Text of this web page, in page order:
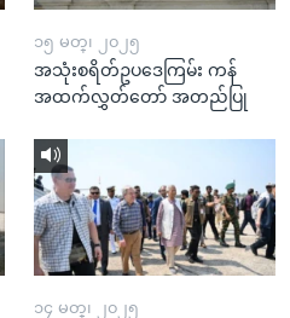
၁၅ မတ္၊ ၂၀၂၅
အသုံးစရိတ်ဥပဒေကြမ်း ကန်
အထက်လွှတ်တော် အတည်ပြု
၁၄ မတ္၊ ၂၀၂၅